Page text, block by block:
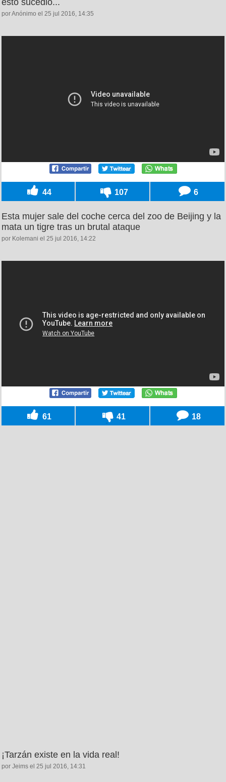
esto sucedió...
por Anónimo el 25 jul 2016, 14:35
44 107 6
Esta mujer sale del coche cerca del zoo de Beijing y la
mata un tigre tras un brutal ataque
por Kolemani el 25 jul 2016, 14:22
61 41 18
¡Tarzán existe en la vida real!
por Jeims el 25 jul 2016, 14:31